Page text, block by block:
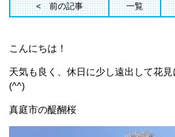
前の記事 一覧
こんにちは！
天気も良く、休日に少し遠出して花
(^^)
真庭市の醍醐桜